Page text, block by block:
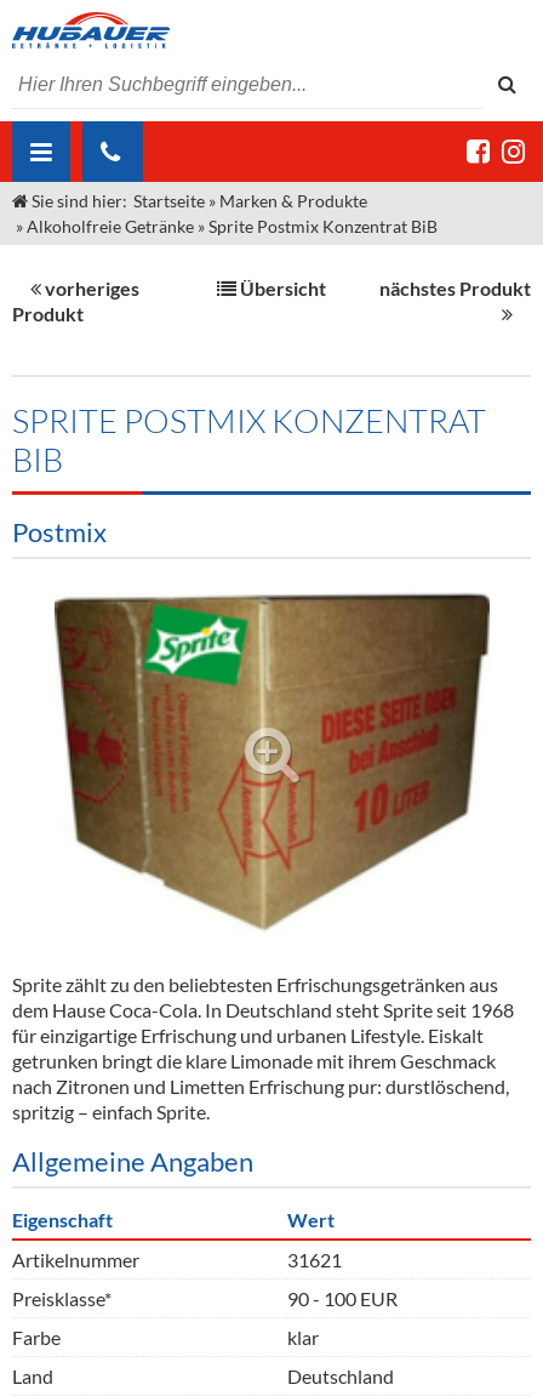
ÜBER UNS
Unser Liefergebiet
Kontakt
Angebote Gastronomie & Großhandel
Neuigkeiten
Termine
MARKEN & PRODUKTE
Sirup
Spirituosen
Alkoholfreie Getränke
Öle & Küchenartikel
Kaffee
Barzubehör
Equipment
Verpackung
Hygieneartikel & Desinfektion
Kommisionskauf & Lieferbedingungen
Fremddienstleistungen
Sie sind hier: Startseite » Marken & Produkte
»Alkoholfreie Getränke »Sprite Postmix Konzentrat BiB
vorheriges
Produkt
Übersicht nächstes Produkt
SPRITE POSTMIX KONZENTRAT
BIB
Postmix
Sprite zählt zu den beliebtesten Erfrischungsgetränken aus
dem Hause Coca-Cola. In Deutschland steht Sprite seit 1968
für einzigartige Erfrischung und urbanen Lifestyle. Eiskalt
getrunken bringt die klare Limonade mit ihrem Geschmack
nach Zitronen und Limetten Erfrischung pur: durstlöschend,
spritzig – einfach Sprite.
Allgemeine Angaben
Eigenschaft
Wert
Artikelnummer
31621
Preisklasse*
90 - 100 EUR
Farbe
klar
Land
Deutschland